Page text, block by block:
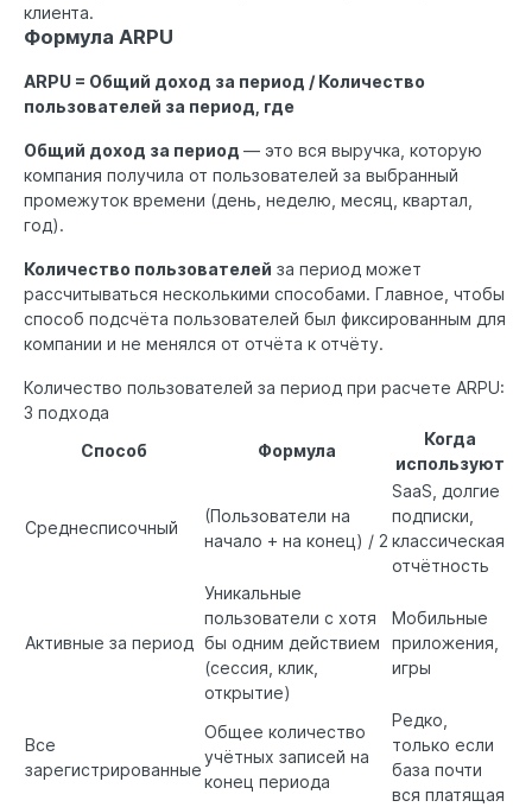
клиента.
Формула ARPU
ARPU = Общий доход за период / Количество
пользователей за период, где
Общий доход за период — это вся выручка, которую
компания получила от пользователей за выбранный
промежуток времени (день, неделю, месяц, квартал,
год).
Количество пользователей за период может
рассчитываться несколькими способами. Главное, чтобы
способ подсчёта пользователей был фиксированным для
компании и не менялся от отчёта к отчёту.
Количество пользователей за период при расчете ARPU:
3 подхода
Способ
Формула
Когда
используют
Среднесписочный
(Пользователи на
начало + на конец) / 2
SaaS, долгие
подписки,
классическая
отчётность
Активные за период
Уникальные
пользователи с хотя
бы одним действием
(сессия, клик,
открытие)
Мобильные
приложения,
игры
Все
зарегистрированные
Общее количество
учётных записей на
конец периода
Редко,
только если
база почти
вся платящая